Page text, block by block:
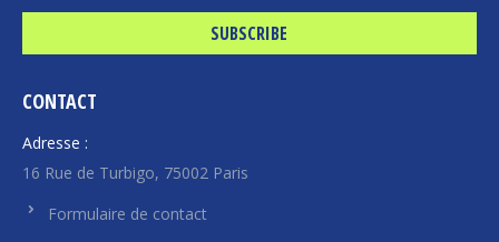
CONTACT
Adresse :
16 Rue de Turbigo, 75002 Paris
Formulaire de contact